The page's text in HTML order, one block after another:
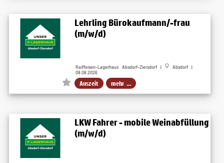
Lehrling Bürokaufmann/-frau
(m/w/d)
Raiffeisen-Lagerhaus Absdorf-Ziersdorf |
Absdorf |
08.08.2026
Auszeit mehr ...
LKW Fahrer - mobile Weinabfüllung
(m/w/d)